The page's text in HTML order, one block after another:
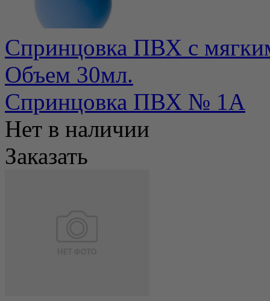
Спринцовка ПВХ с
Объем 30мл.
Спринцовка ПВХ № 1А
Нет в наличии
Заказать